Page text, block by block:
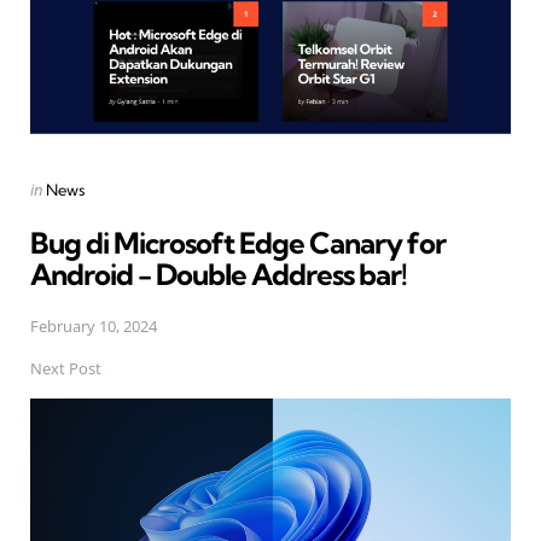
Posted
in News
Bug di Microsoft Edge Canary for
Android - Double Address bar!
February 10, 2024
Next Post